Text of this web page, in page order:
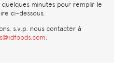
minutes pour remplir le
ci-dessous.
s.v.p. nous contacter à